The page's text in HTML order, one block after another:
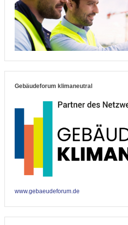
Gebäudeforum klimaneutral
www.gebaeudeforum.de